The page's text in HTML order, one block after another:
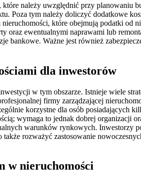
należy uwzględnić przy planowaniu
Poza tym należy doliczyć dodatkowe
które obejmują podatki od
oraz ewentualnymi naprawami lub
bankowe. Ważne jest również
dla inwestorów
w tym obszarze. Istnieje wiele
firmy zarządzającej
korzystne dla osób posiadających
wymaga to jednak dobrej
warunków rynkowych. Inwestorzy
rozważyć zastosowanie
w nieruchomości